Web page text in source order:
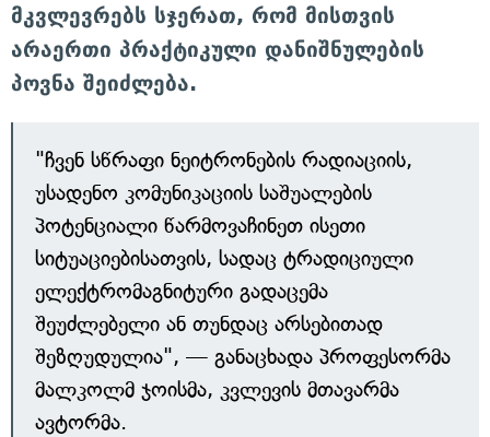
მკვლევრებს სჯერათ, რომ მისთვის
არაერთი პრაქტიკული დანიშნულების
პოვნა შეიძლება.
"ჩვენ სწრაფი ნეიტრონების რადიაციის,
უსადენო კომუნიკაციის საშუალების
პოტენციალი წარმოვაჩინეთ ისეთი
სიტუაციებისათვის, სადაც ტრადიციული
ელექტრომაგნიტური გადაცემა
შეუძლებელი ან თუნდაც არსებითად
შეზღუდულია", — განაცხადა პროფესორმა
მალკოლმ ჯოისმა, კვლევის მთავარმა
ავტორმა.